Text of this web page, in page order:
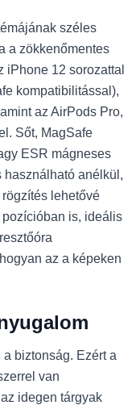
széles
a zökkenőmentes
iPhone 12 sorozattal
kompatibilitással),
az AirPods Pro,
Sőt, MagSafe
ESR mágneses
használható anélkül,
lehetővé
is, ideális
az a képeken
biztonság. Ezért a
van
idegen tárgyak